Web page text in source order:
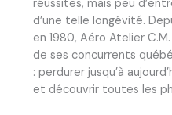
réussites, mais peu
d’une telle longévité.
en 1980, Aéro Atelier
de ses concurrents
: perdurer jusqu’à
et découvrir toutes les